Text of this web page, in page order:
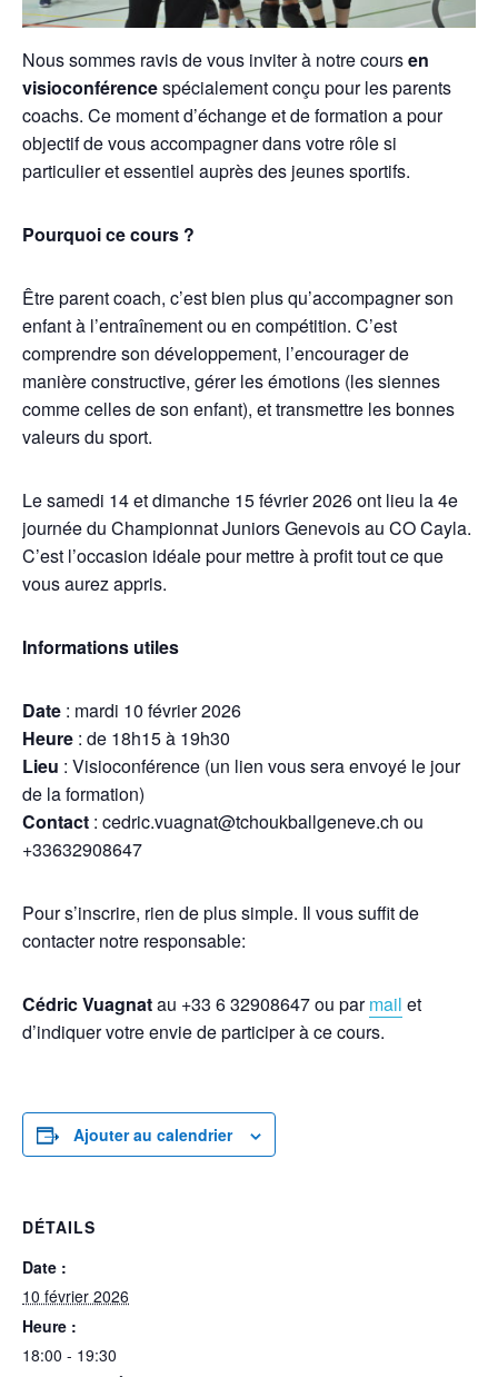
Nous sommes ravis de vous inviter à notre coursen
visioconférencespécialement conçu pour les parents
coachs. Ce moment d’échange et de formation a pour
objectif de vous accompagner dans votre rôle si
particulier et essentiel auprès des jeunes sportifs.
Pourquoi ce cours ?
Être parent coach, c’est bien plus qu’accompagner son
enfant à l’entraînement ou en compétition. C’est
comprendre son développement, l’encourager de
manière constructive, gérer les émotions (les siennes
comme celles de son enfant), et transmettre les bonnes
valeurs du sport.
Le samedi 14 et dimanche 15 février 2026 ont lieu la 4e
journée du Championnat Juniors Genevois au CO Cayla.
C’est l’occasion idéale pour mettre à profit tout ce que
vous aurez appris.
Informations utiles
Date : mardi 10 février 2026
Heure : de 18h15 à 19h30
Lieu : Visioconférence (un lien vous sera envoyé le jour
de la formation)
Contact : cedric.vuagnat@tchoukballgeneve.ch ou
+33632908647
Pour s’inscrire, rien de plus simple. Il vous suffit de
contacter notre responsable:
Cédric Vuagnatau ‪+33 6 32908647‬ ou parmail et
d’indiquer votre envie de participer à ce cours.
Ajouter au calendrier
DÉTAILS
Date :
10 février 2026
Heure :
18:00 - 19:30